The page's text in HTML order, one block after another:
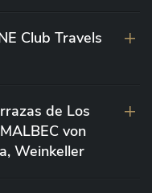
Club Travels
de Los
von
Weinkeller